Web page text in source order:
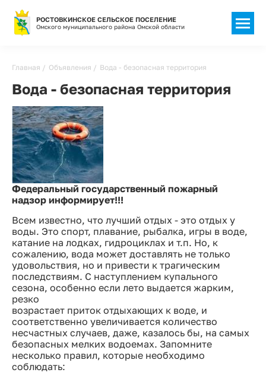
РОСТОВКИНСКОЕ СЕЛЬСКОЕ ПОСЕЛЕНИЕ
Омского муниципального района Омской области
Строка
навигации
Главная Объявления Вода - безопасная территория
Вода - безопасная территория
Федеральный государственный пожарный
надзор информирует!!!
Всем известно, что лучший отдых - это отдых у
воды. Это спорт, плавание, рыбалка, игры в воде,
катание на лодках, гидроциклах и т.п. Но, к
сожалению, вода может доставлять не только
удовольствия, но и привести к трагическим
последствиям. С наступлением купального
сезона, особенно если лето выдается жарким,
резко
возрастает приток отдыхающих к воде, и
соответственно увеличивается количество
несчастных случаев, даже, казалось бы, на самых
безопасных мелких водоемах. Запомните
несколько правил, которые необходимо
соблюдать: